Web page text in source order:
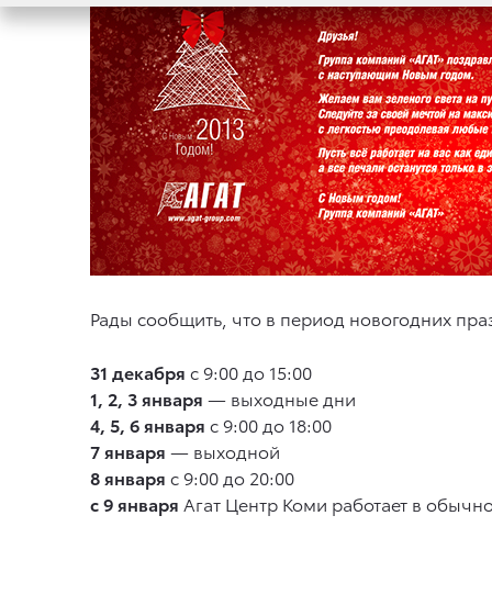
Рады сообщить, что в период новогодних
31 декабря с 9:00 до 15:00
1, 2, 3 января — выходные дни
4, 5, 6 января с 9:00 до 18:00
7 января — выходной
8 января с 9:00 до 20:00
с 9 января Агат Центр Коми работает в